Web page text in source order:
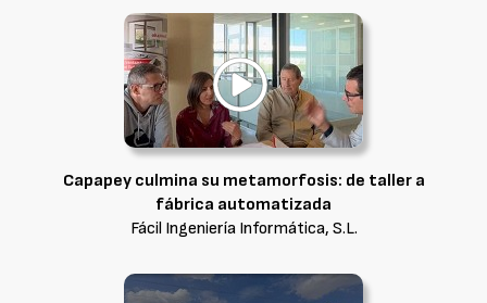
Capapey culmina su metamorfosis: de taller a
fábrica automatizada
Fácil Ingeniería Informática, S.L.